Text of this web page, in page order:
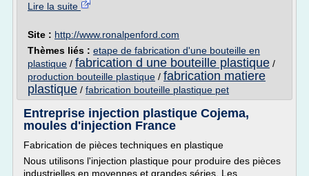
Lire la suite
Site : http://www.ronalpenford.com
Thèmes liés : etape de fabrication d'une bouteille en
plastique / fabrication d une bouteille plastique /
production bouteille plastique / fabrication matiere
plastique / fabrication bouteille plastique pet
Entreprise injection plastique Cojema,
moules d'injection France
Fabrication de pièces techniques en plastique
Nous utilisons l'injection plastique pour produire des pièces
industrielles en moyennes et grandes séries. Les